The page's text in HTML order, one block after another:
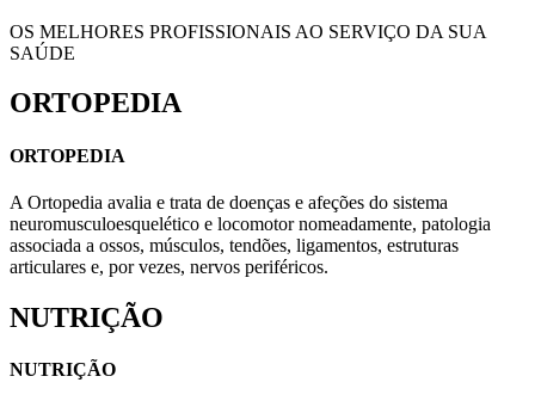
OS MELHORES PROFISSIONAIS AO SERVIÇO DA SUA
SAÚDE
ORTOPEDIA
ORTOPEDIA
A Ortopedia avalia e trata de doenças e afeções do sistema
neuromusculoesquelético e locomotor nomeadamente, patologia
associada a ossos, músculos, tendões, ligamentos, estruturas
articulares e, por vezes, nervos periféricos.
NUTRIÇÃO
NUTRIÇÃO